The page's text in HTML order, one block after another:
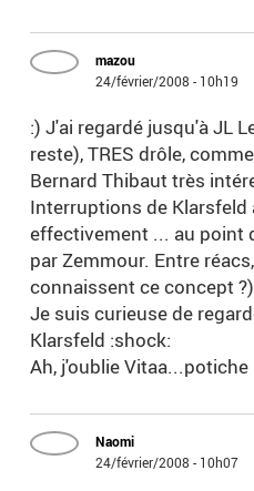
mazou
24/février/2008 - 10h19
:) J'ai regardé jusqu'à JL
reste), TRES drôle,
Bernard Thibaut très
Interruptions de Klarsfeld
effectivement ... au point
par Zemmour. Entre
connaissent ce concept
Je suis curieuse de
Klarsfeld :shock:
Ah, j'oublie
Naomi
24/février/2008 - 10h07